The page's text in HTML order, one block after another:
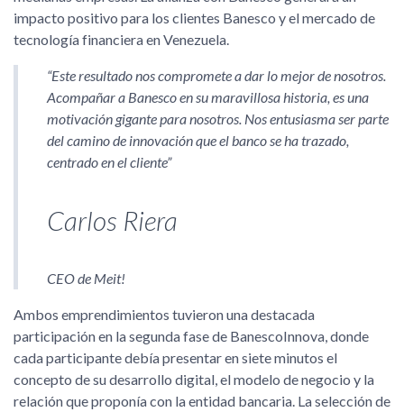
impacto positivo para los clientes Banesco y el mercado de
tecnología financiera en Venezuela.
Este resultado nos compromete a dar lo mejor de nosotros.
Acompañar a Banesco en su maravillosa historia, es una
motivación gigante para nosotros. Nos entusiasma ser parte
del camino de innovación que el banco se ha trazado,
centrado en el cliente
Carlos Riera
CEO de Meit!
Ambos emprendimientos tuvieron una destacada
participación en la segunda fase de BanescoInnova, donde
cada participante debía presentar en siete minutos el
concepto de su desarrollo digital, el modelo de negocio y la
relación que proponía con la entidad bancaria. La selección de